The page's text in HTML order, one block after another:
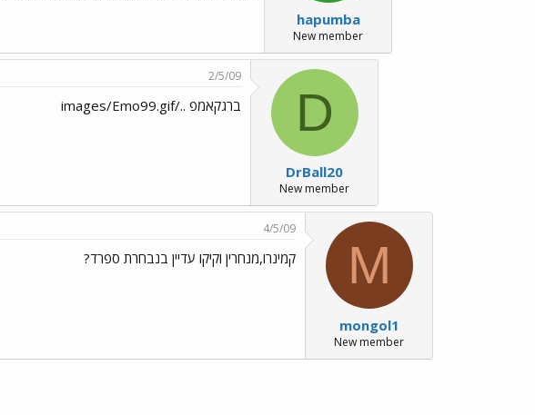
hapumba
New member
D
DrBall20
New member
2/5/09
ברגקאמפ ../images/Emo99.gif
M
mongol1
New member
4/5/09
קמינרו,מנחרין וקיקו עדיין בנבחרת ספרד?